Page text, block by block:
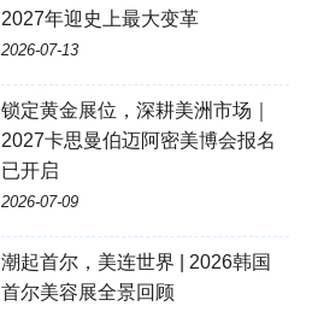
2027年迎史上最大变革
2026-07-13
锁定黄金展位，深耕美洲市场｜
2027卡思曼伯迈阿密美博会报名
已开启
2026-07-09
潮起首尔，美连世界 | 2026韩国
首尔美容展全景回顾